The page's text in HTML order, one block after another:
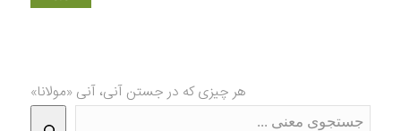
هر چیزی که در جستن آنی، آنی «مولانا»